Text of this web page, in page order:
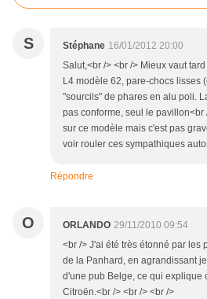
S Stéphane 16/01/2012 20:00
Salut,<br /> <br /> Mieux vaut
L4 modèle 62, pare-chocs lisses
"sourcils" de phares en alu poli.
pas conforme, seul le
sur ce modèle mais c'est pas
voir rouler ces sympathiques
Répondre
O ORLANDO 29/11/2010 09:54
<br /> J'ai été très étonné par les
de la Panhard, en agrandissant
d'une pub Belge, ce qui explique
Citroën.<br /> <br /> <br />